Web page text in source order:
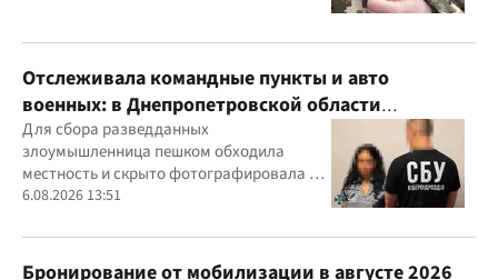
Отслеживала командные пункты и авто
военных: в Днепропетровской области
задержали агентку ФСБ
Для сбора разведданных
злоумышленница пешком обходила
местность и скрыто фотографировала и
обозначала на гугл-картах объекты
6.08.2026 13:51
Бронирование от мобилизации в августе 2026